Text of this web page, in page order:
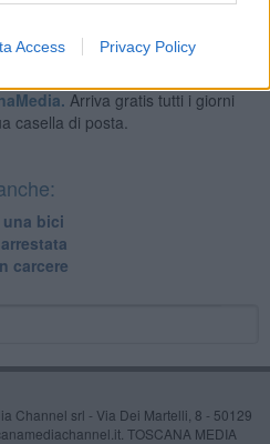
Access Privacy Policy
Arriva gratis tutti i giorni
casella di posta.
bici
carcere
Channel srl - Via Dei Martelli, 8 - 50129
TOSCANA MEDIA